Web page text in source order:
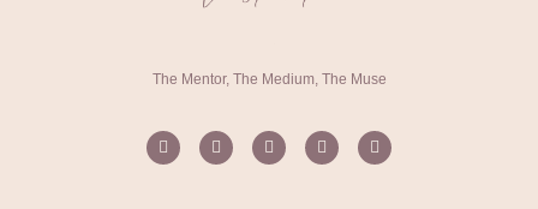
The Mentor, The Medium, The Muse